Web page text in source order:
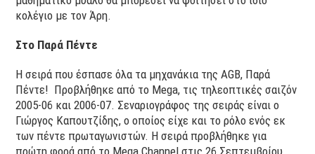
κολέγιο με τον Άρη.
Στο Παρά Πέντε
Η σειρά που έσπασε όλα τα μηχανάκια της AGB, Παρά
Πέντε! Προβλήθηκε από το Mega, τις τηλεοπτικές σαιζόν
2005-06 και 2006-07. Σεναριογράφος της σειράς είναι ο
Γιώργος Καπουτζίδης, ο οποίος είχε και το ρόλο ενός εκ
των πέντε πρωταγωνιστών. Η σειρά προβλήθηκε για
πρώτη φορά από το Mega Channel στις 26 Σεπτεμβρίου